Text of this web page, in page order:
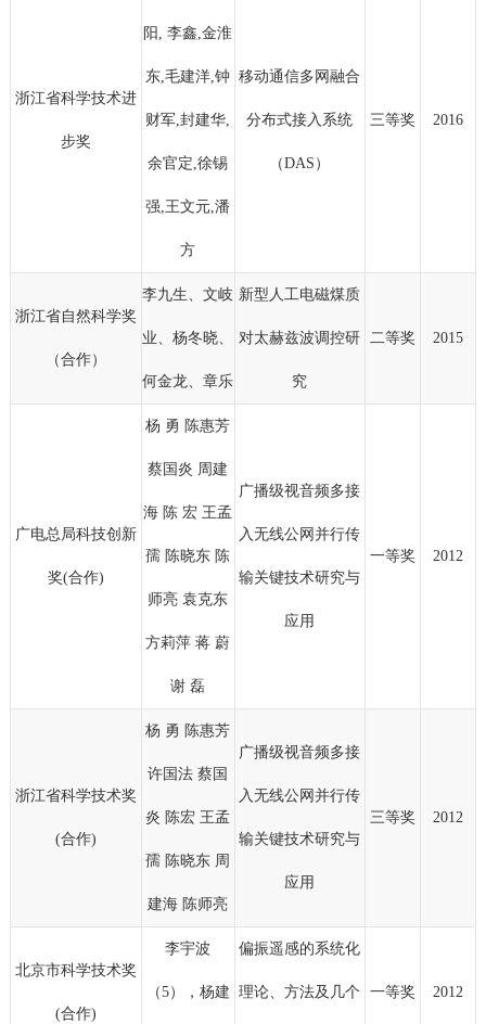
浙江省科学技术进
步奖
阳, 李鑫,金淮
东,毛建洋,钟
财军,封建华,
余官定,徐锡
强,王文元,潘
方
移动通信多网融合
分布式接入系统
（DAS）
三等奖 2016
浙江省自然科学奖
（合作）
李九生、文岐
业、杨冬晓、
何金龙、章乐
新型人工电磁煤质
对太赫兹波调控研
究
二等奖 2015
广电总局科技创新
奖(合作)
杨 勇 陈惠芳
蔡国炎 周建
海 陈 宏 王孟
孺 陈晓东 陈
师亮 袁克东
方莉萍 蒋 蔚
谢 磊
广播级视音频多接
入无线公网并行传
输关键技术研究与
应用
一等奖 2012
浙江省科学技术奖
(合作)
杨 勇 陈惠芳
许国法 蔡国
炎 陈宏 王孟
孺 陈晓东 周
建海 陈师亮
广播级视音频多接
入无线公网并行传
输关键技术研究与
应用
三等奖 2012
北京市科学技术奖
(合作)
李宇波
（5），杨建
偏振遥感的系统化
理论、方法及几个 一等奖 2012